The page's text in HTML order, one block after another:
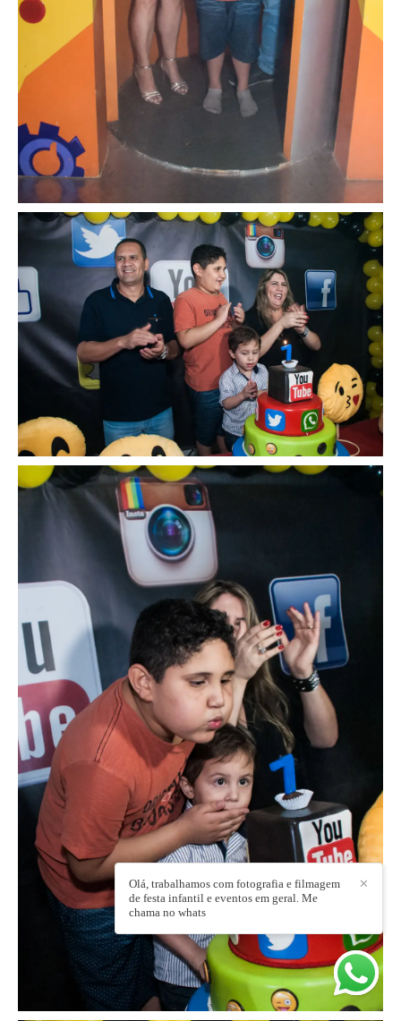
✕
Olá, trabalhamos com fotografia e filmagem
de festa infantil e eventos em geral. Me
chama no whats